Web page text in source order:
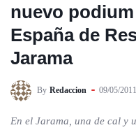
nuevo
España de
Jarama
By Redaccion 09/05/2011
En el Jarama, una de cal y